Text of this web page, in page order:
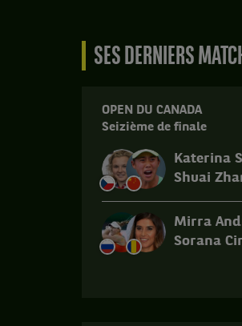
SES DERNIERS
OPEN DU CANADA
Seizième de finale
Katerina
Shuai
Mirra
Sorana